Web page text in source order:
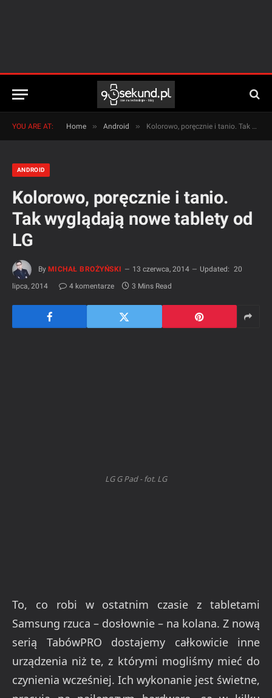
YOU ARE AT: Home » Android » Kolorowo, poręcznie i tanio. Tak wyglądają nowe tablety od LG
ANDROID
Kolorowo, poręcznie i tanio.
Tak wyglądają nowe tablety od
LG
By MICHAŁ BROŻYŃSKI 13 czerwca, 2014 Updated: 20
lipca, 2014
4 komentarze 3 Mins Read
LG G Pad - fot. LG
To, co robi w ostatnim czasie z tabletami
Samsung rzuca – dosłownie – na kolana. Z nową
serią TabówPRO dostajemy całkowicie inne
urządzenia niż te, z którymi mogliśmy mieć do
czynienia wcześniej. Ich wykonanie jest świetne,